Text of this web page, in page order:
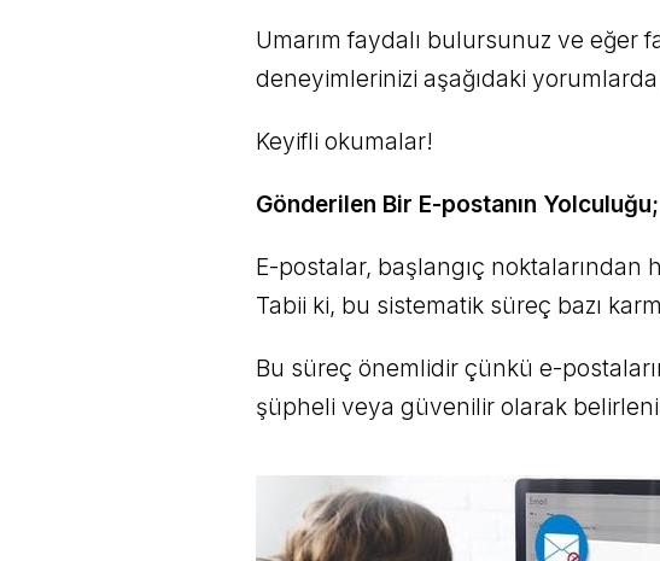
Umarım faydalı bulursunuz ve eğer
deneyimlerinizi aşağıdaki
Keyifli okumalar!
Gönderilen Bir E-postanın Yolculuğu;
E-postalar, başlangıç noktalarından
Tabii ki, bu sistematik süreç bazı
Bu süreç önemlidir çünkü e-
şüpheli veya güvenilir olarak